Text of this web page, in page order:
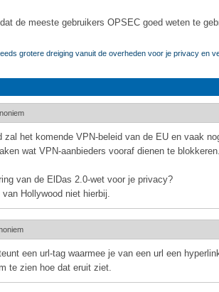
de meeste gebruikers OPSEC goed weten te
grotere dreiging vanuit de overheden voor je privacy en
zal het komende VPN-beleid van de EU en vaak
wat VPN-aanbieders vooraf dienen te blokkeren.
van de ElDas 2.0-wet voor je privacy?
Hollywood niet hierbij.
een url-tag waarmee je van een url een
te zien hoe dat eruit ziet.